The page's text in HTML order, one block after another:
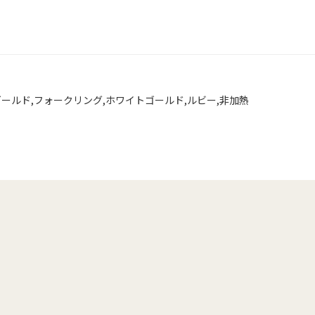
ルド,フォークリング,ホワイトゴールド,ルビー,非加熱